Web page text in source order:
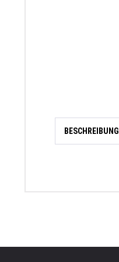
BESCHREIBUNG